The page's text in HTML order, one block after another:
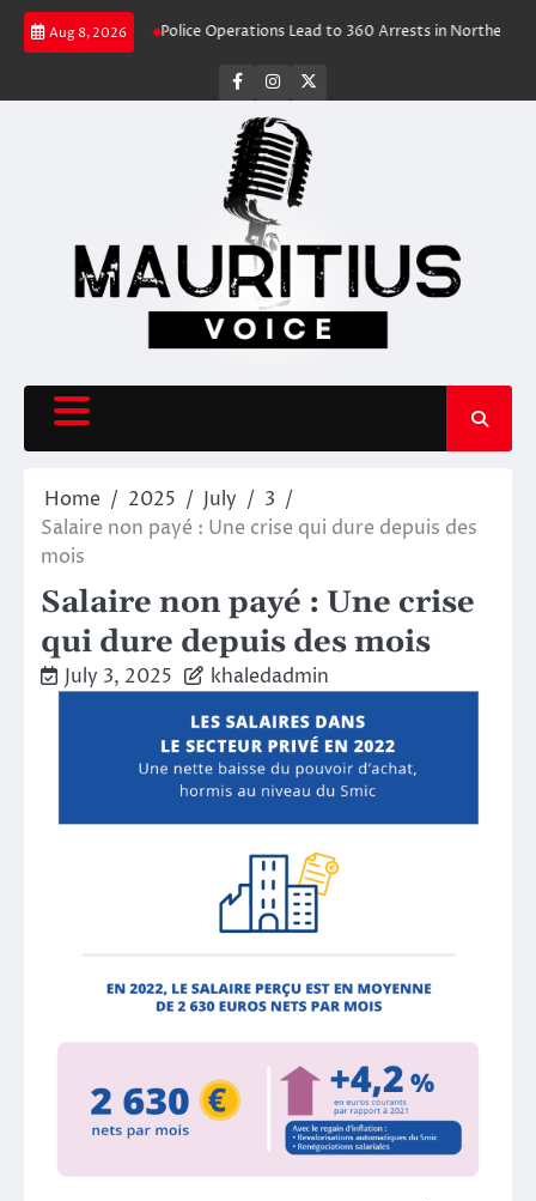
Skip
Aug 8, 2026
Rush Police Operations Lead to 360 Arrests in Northern Cape
facebookinstagram
Home 2025 July
3
Salaire non payé : Une crise qui dure depuis des
mois
Salaire non payé : Une crise
qui dure depuis des mois
July 3, 2025 khaledadmin